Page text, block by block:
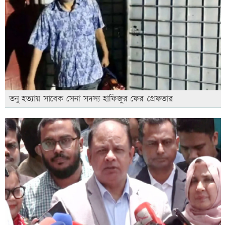
তনু হত্যায় সাবেক সেনা সদস্য হাফিজুর ফের গ্রেফতার